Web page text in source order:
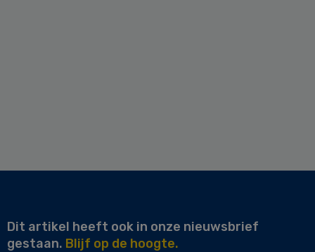
Dit artikel heeft ook in onze nieuwsbrief
gestaan. Blijf op de hoogte.